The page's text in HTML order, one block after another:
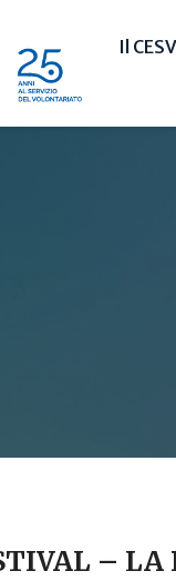
Il CESV
– LA